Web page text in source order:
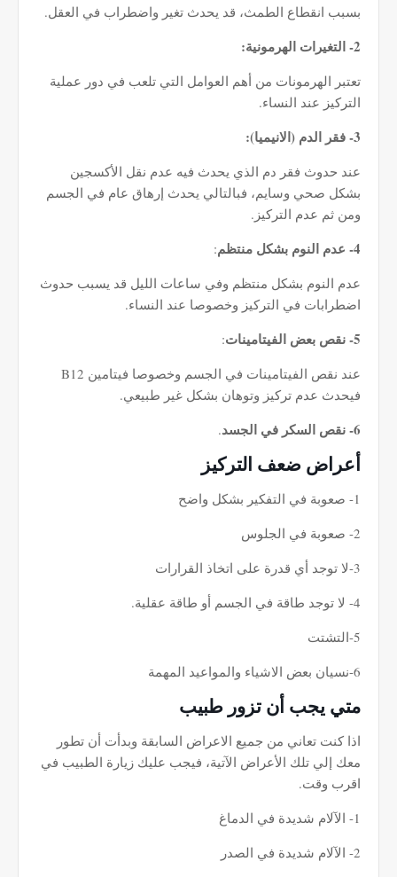
بسبب انقطاع الطمث، قد يحدث تغير واضطراب في العقل.
2- التغيرات الهرمونية:
تعتبر الهرمونات من أهم العوامل التي تلعب في دور عملية
التركيز عند النساء.
3- فقر الدم (الانيميا):
عند حدوث فقر دم الذي يحدث فيه عدم نقل الأكسجين
بشكل صحي وسايم، فبالتالي يحدث إرهاق عام في الجسم
ومن ثم عدم التركيز.
4- عدم النوم بشكل منتظم
:
عدم النوم بشكل منتظم وفي ساعات الليل قد يسبب حدوث
اضطرابات في التركيز وخصوصا عند النساء.
5- نقص بعض الفيتامينات
:
عند نقص الفيتامينات في الجسم وخصوصا فيتامين B12
فيحدث عدم تركيز وتوهان بشكل غير طبيعي.
6- نقص السكر في الجسد .
أعراض ضعف التركيز
1- صعوبة في التفكير بشكل واضح
2- صعوبة في الجلوس
3-لا توجد أي قدرة على اتخاذ القرارات
4- لا توجد طاقة في الجسم أو طاقة عقلية.
5-التشتت
6-نسيان بعض الاشياء والمواعيد المهمة
متي يجب أن تزور طبيب
اذا كنت تعاني من جميع الاعراض السابقة وبدأت أن تطور
معك إلي تلك الأعراض الآتية، فيجب عليك زيارة الطبيب في
اقرب وقت.
1- الآلام شديدة في الدماغ
2- الآلام شديدة في الصدر